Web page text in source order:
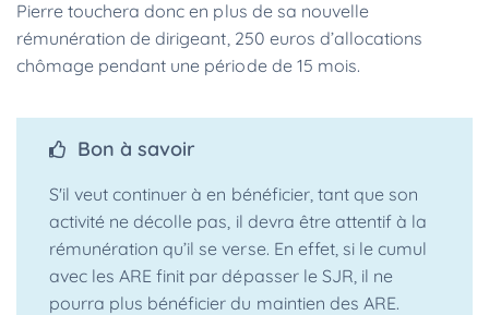
Pierre touchera donc en plus de sa nouvelle
rémunération de dirigeant, 250 euros d’allocations
chômage pendant une période de 15 mois.
Bon à savoir
S'il veut continuer à en bénéficier, tant que son
activité ne décolle pas, il devra être attentif à la
rémunération qu’il se verse. En effet, si le cumul
avec les ARE finit par dépasser le SJR, il ne
pourra plus bénéficier du maintien des ARE.